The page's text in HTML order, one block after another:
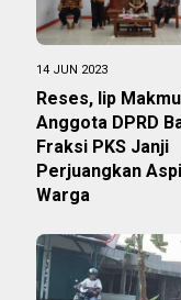
14 JUN 2023
Reses, Iip
Anggota DPRD
Fraksi PKS Janji
Perjuangkan
Warga